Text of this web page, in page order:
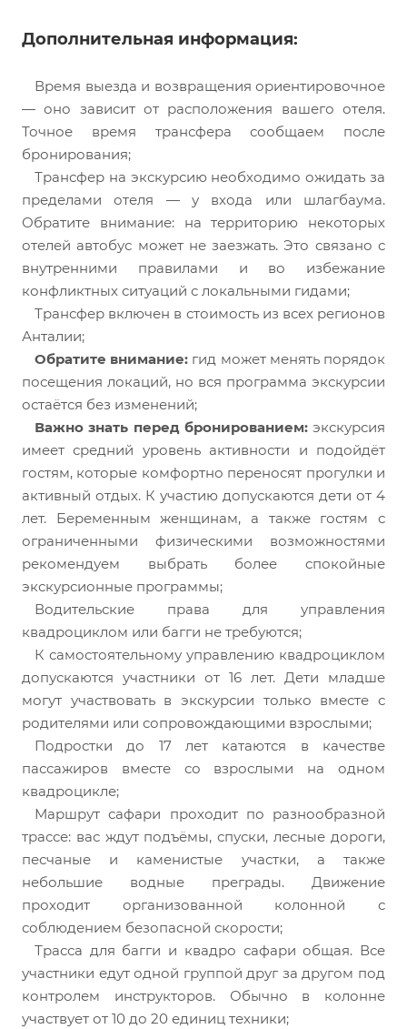
Дополнительная информация:
Время выезда и возвращения ориентировочное
— оно зависит от расположения вашего отеля.
Точное время трансфера сообщаем после
бронирования;
Трансфер на экскурсию необходимо ожидать за
пределами отеля — у входа или шлагбаума.
Обратите внимание: на территорию некоторых
отелей автобус может не заезжать. Это связано с
внутренними правилами и во избежание
конфликтных ситуаций с локальными гидами;
Трансфер включен в стоимость из всех регионов
Анталии;
Обратите внимание: гид может менять порядок
посещения локаций, но вся программа экскурсии
остаётся без изменений;
Важно знать перед бронированием:экскурсия
имеет средний уровень активности и подойдёт
гостям, которые комфортно переносят прогулки и
активный отдых. К участию допускаются дети от 4
лет. Беременным женщинам, а также гостям с
ограниченными физическими возможностями
рекомендуем выбрать более спокойные
экскурсионные программы;
Водительские права для управления
квадроциклом или багги не требуются;
К самостоятельному управлению квадроциклом
допускаются участники от 16 лет. Дети младше
могут участвовать в экскурсии только вместе с
родителями или сопровождающими взрослыми;
Подростки до 17 лет катаются в качестве
пассажиров вместе со взрослыми на одном
квадроцикле;
Маршрут сафари проходит по разнообразной
трассе: вас ждут подъёмы, спуски, лесные дороги,
песчаные и каменистые участки, а также
небольшие водные преграды. Движение
проходит организованной колонной с
соблюдением безопасной скорости;
Трасса для багги и квадро сафари общая. Все
участники едут одной группой друг за другом под
контролем инструкторов. Обычно в колонне
участвует от 10 до 20 единиц техники;